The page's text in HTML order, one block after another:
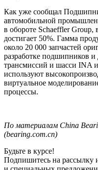
Как уже сообщал
автомобильной
в обороте Schaeffler Group,
достигает 50%. Гамма
около 20 000 запчастей
разработке подшипников и
трансмиссий и шасси INA и
используют
виртуальное
процессы.
По материалам China
(bearing.com.cn)
Будьте в курсе!
Подпишитесь на рассылку